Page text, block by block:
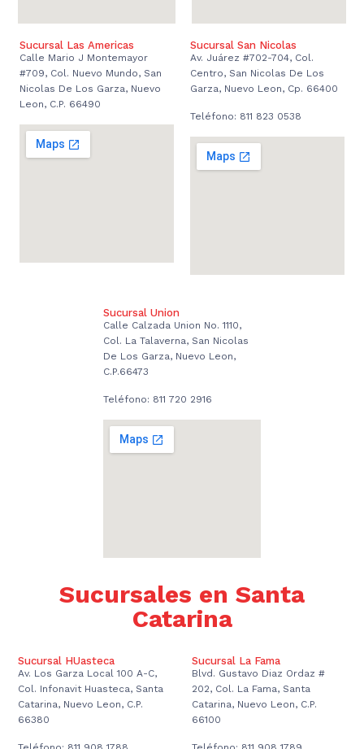
Sucursal Las Americas
Calle Mario J Montemayor
#709, Col. Nuevo Mundo, San
Nicolas De Los Garza, Nuevo
Leon, C.P. 66490
Sucursal San Nicolas
Av. Juárez #702-704, Col.
Centro, San Nicolas De Los
Garza, Nuevo Leon, Cp. 66400
Teléfono: 811 823 0538
Sucursal Union
Calle Calzada Union No. 1110,
Col. La Talaverna, San Nicolas
De Los Garza, Nuevo Leon,
C.P.66473
Teléfono: 811 720 2916
Sucursales en Santa
Catarina
Sucursal HUasteca
Av. Los Garza Local 100 A-C,
Col. Infonavit Huasteca, Santa
Catarina, Nuevo Leon, C.P.
66380
Sucursal La Fama
Blvd. Gustavo Diaz Ordaz #
202, Col. La Fama, Santa
Catarina, Nuevo Leon, C.P.
66100